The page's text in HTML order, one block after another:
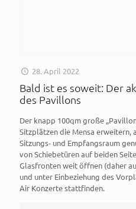
28. April 2022
Bald ist es soweit: Der
des Pavillons
Der knapp 100qm große
Sitzplätzen die Mensa erweitern,
Sitzungs- und Empfangsraum
von Schiebetüren auf beiden
Glasfronten weit öffnen (daher
und unter Einbeziehung des
Air Konzerte stattfinden.